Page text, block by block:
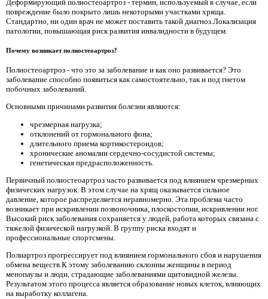
Деформирующий полиостеоартроз - термин, используемый в случае, если
повреждение было покрыто лишь некоторыми участками хряща.
Стандартно, ни один врач не может поставить такой диагноз.Локализация
патологии, повышающая риск развития инвалидности в будущем.
Почему возникает полиостеоартроз?
Полиостеоартроз - что это за заболевание и как оно развивается? Это
заболевание способно появиться как самостоятельно, так и под гнетом
побочных заболеваний.
Основными причинами развития болезни являются:
чрезмерная нагрузка;
отклонений от гормонального фона;
длительного приема кортикостероидов;
хронические аномалии сердечно-сосудистой системы;
генетическая предрасположенность.
Первичный полиостеоартроз часто развивается под влиянием чрезмерных
физических нагрузок. В этом случае на хрящ оказывается сильное
давление, которое распределяется неравномерно. Эта проблема часто
возникает при искривлении позвоночника, плоскостопии, искривлении ног.
Высокий риск заболевания сохраняется у людей, работа которых связана с
тяжелой физической нагрузкой. В группу риска входят и
профессиональные спортсмены.
Полиартроз прогрессирует под влиянием гормонального сбоя и нарушения
обмена веществ.К этому заболеванию склонны женщины в период
менопаузы и люди, страдающие заболеваниями щитовидной железы.
Результатом этого процесса является образование новых клеток, влияющих
на выработку коллагена.